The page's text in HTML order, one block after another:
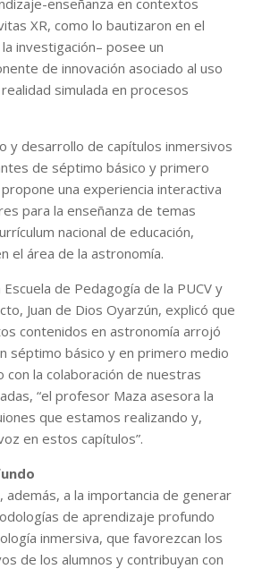
XR, como lo bautizaron en el
investigación– posee un
de innovación asociado al uso
simulada en procesos
y desarrollo de capítulos inmersivos
de séptimo básico y primero
una experiencia interactiva
para la enseñanza de temas
nacional de educación,
el área de la astronomía.
de Pedagogía de la PUCV y
Juan de Dios Oyarzún, explicó que
contenidos en astronomía arrojó
séptimo básico y en primero medio
con la colaboración de nuestras
“el profesor Maza asesora la
que estamos realizando y,
en estos capítulos”.
a la importancia de generar
de aprendizaje profundo
inmersiva, que favorezcan los
de los alumnos y contribuyan con